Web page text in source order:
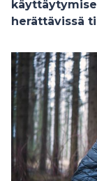
herättävissä